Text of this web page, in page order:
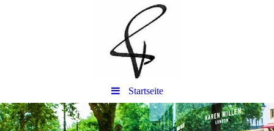
Startseite